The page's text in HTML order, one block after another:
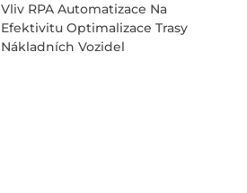
Vliv RPA Automatizace Na
Efektivitu Optimalizace Trasy
Nákladních Vozidel